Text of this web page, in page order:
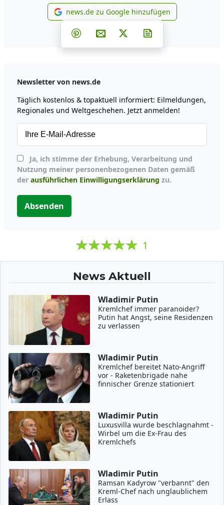
news.de zu Google
news.de zu Google hinzufügen
Teilen auf Facebook
Teilen auf Whatsapp
Teilen auf Telegram
Teilen auf Pinterest
Per E-Mail teilen
Post auf X
Newsletter von news.de
Täglich kostenlos & topaktuell informiert: Eilmeldungen,
Regionales und Weltgeschehen. Jetzt anmelden!
Nutzung meiner personenbezogenen Daten gemäß
der ausführlichen Einwilligungserklärung zu.
Absenden
1
News Aktuell
Wladimir Putin
Kremlchef immer paranoider?
Putin hat Angst, seine Residenzen
zu verlassen
Wladimir Putin
Kremlchef bereitet Nato-Angriff
vor - Raketenbrigade nahe
finnischer Grenze stationiert
Wladimir Putin
Luxusvilla wurde beschlagnahmt -
Wirbel um die Ex-Frau des
Kremlchefs
Wladimir Putin
Ramsan Kadyrow "verbannt" den
Kreml-Chef nach unglaublichem
Erlass